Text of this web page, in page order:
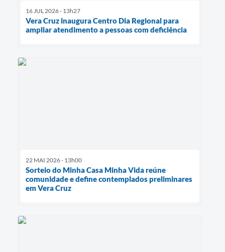
16 JUL 2026 - 13h27
Vera Cruz inaugura Centro Dia Regional para
ampliar atendimento a pessoas com deficiência
22 MAI 2026 - 13h00
Sorteio do Minha Casa Minha Vida reúne
comunidade e define contemplados preliminares
em Vera Cruz